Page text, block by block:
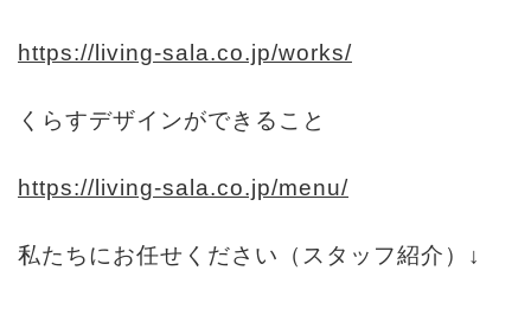
https://living-sala.co.jp/works/
くらすデザインができること
https://living-sala.co.jp/menu/
私たちにお任せください（スタッフ紹介）↓